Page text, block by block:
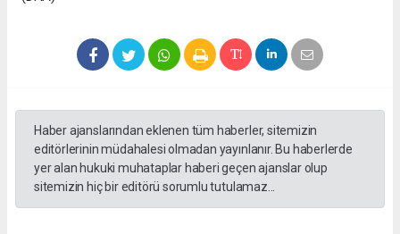
Haber ajanslarından eklenen tüm haberler, sitemizin
editörlerinin müdahalesi olmadan yayınlanır. Bu haberlerde
yer alan hukuki muhataplar haberi geçen ajanslar olup
sitemizin hiç bir editörü sorumlu tutulamaz...